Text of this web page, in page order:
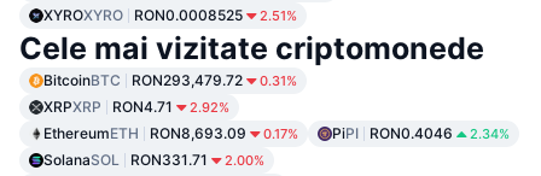
XYROXYRO RON0.0008525 2.51%
Cele mai vizitate criptomonede
BitcoinBTC RON293,479.72 0.31%
XRPXRP RON4.71 2.92%
EthereumETH RON8,693.09 0.17% PiPI RON0.4046 2.34%
SolanaSOL RON331.71 2.00%